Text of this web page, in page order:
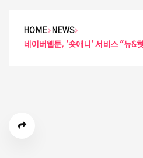
HOME
NEWS
네이버웹툰, '숏애니' 서비스 "뉴&